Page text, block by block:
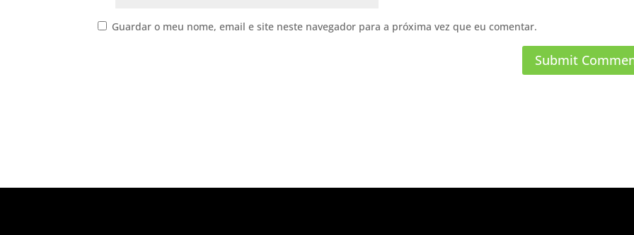
Guardar o meu nome, email e site neste navegador para a próxima vez que eu comentar.